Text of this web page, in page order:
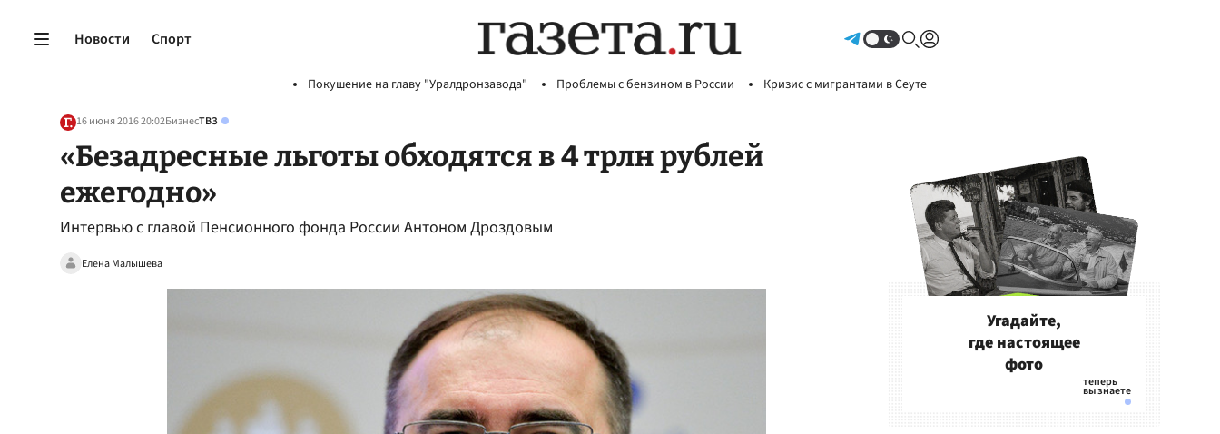
Новости Спорт
Покушение на главу "Уралдронзавода" Проблемы с бензином в России Кризис с мигрантами в Сеуте
16 июня 2016 20:02БизнесТВЗ
«Безадресные льготы обходятся в 4 трлн рублей
ежегодно»
Интервью с главой Пенсионного фонда России Антоном Дроздовым
Елена Малышева
Угадайте,
где настоящее
фото